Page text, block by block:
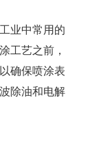
业中常用的
工艺之前，
确保喷涂表
除油和电解